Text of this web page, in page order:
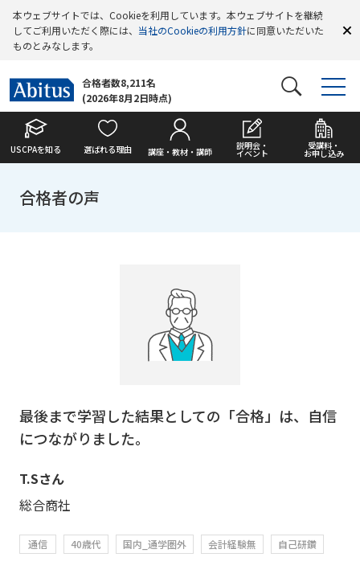
本ウェブサイトでは、Cookieを利用しています。本ウェブサイトを継続
してご利用いただく際には、 当社のCookieの利用方針に同意いただいた
ものとみなします。
合格者数8,211名
(2026年8月2日時点)
USCPAを知る 選ばれる理由 講座・教材・講師
説明会・
イベント
受講料・
お申し込み
合格者の声
最後まで学習した結果としての「合格」は、自信
につながりました。
T.Sさん
総合商社
通信 40歳代 国内_通学圏外 会計経験無 自己研鑽